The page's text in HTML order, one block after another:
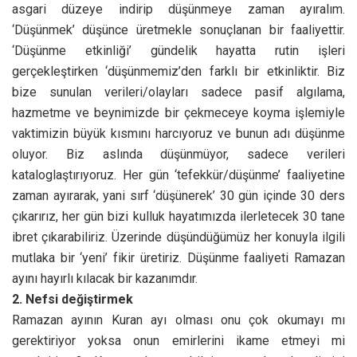
asgari düzeye indirip düşünmeye zaman ayıralım.
‘Düşünmek’ düşünce üretmekle sonuçlanan bir faaliyettir.
‘Düşünme etkinliği’ gündelik hayatta rutin işleri
gerçekleştirken ‘düşünmemiz’den farklı bir etkinliktir. Biz
bize sunulan verileri/olayları sadece pasif algılama,
hazmetme ve beynimizde bir çekmeceye koyma işlemiyle
vaktimizin büyük kısmını harcıyoruz ve bunun adı düşünme
oluyor. Biz aslında düşünmüyor, sadece verileri
kataloglaştırıyoruz. Her gün ‘tefekkür/düşünme’ faaliyetine
zaman ayırarak, yani sırf ‘düşünerek’ 30 gün içinde 30 ders
çıkarırız, her gün bizi kulluk hayatımızda ilerletecek 30 tane
ibret çıkarabiliriz. Üzerinde düşündüğümüz her konuyla ilgili
mutlaka bir ‘yeni’ fikir üretiriz. Düşünme faaliyeti Ramazan
ayını hayırlı kılacak bir kazanımdır.
2. Nefsi değiştirmek
Ramazan ayının Kuran ayı olması onu çok okumayı mı
gerektiriyor yoksa onun emirlerini ikame etmeyi mi